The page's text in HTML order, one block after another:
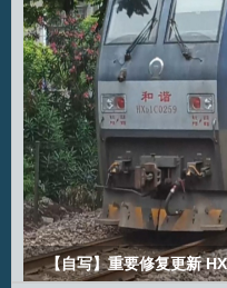
【自写】重要修复更新